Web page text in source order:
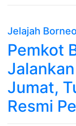
Jelajah Borneo
Pemkot
Jumat,
Resmi